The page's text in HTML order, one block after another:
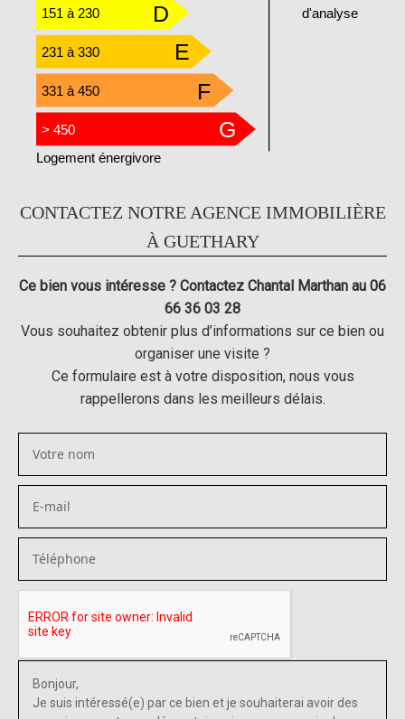
D
E
F
G
Logement énergivore
151 à 230
231 à 330
331 à 450
> 450
d'analyse
CONTACTEZ NOTRE AGENCE IMMOBILIÈRE
À GUETHARY
Ce bien vous intéresse ? Contactez Chantal Marthan au 06
66 36 03 28
Vous souhaitez obtenir plus d’informations sur ce bien ou
organiser une visite ?
Ce formulaire est à votre disposition, nous vous
rappellerons dans les meilleurs délais.